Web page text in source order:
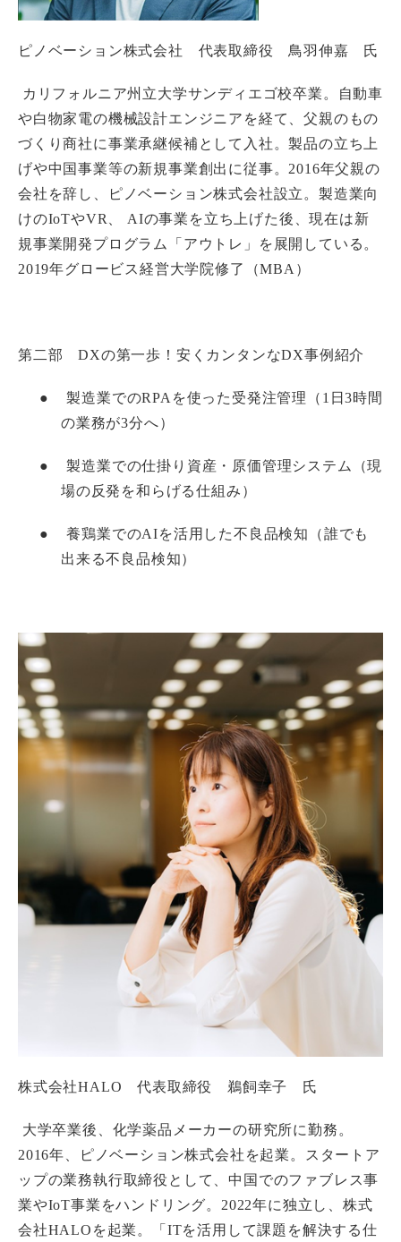
ピノベーション株式会社 代表取締役 鳥羽伸嘉 氏
カリフォルニア州立大学サンディエゴ校卒業。自動車
や白物家電の機械設計エンジニアを経て、父親のもの
づくり商社に事業承継候補として入社。製品の立ち上
げや中国事業等の新規事業創出に従事。2016年父親の
会社を辞し、ピノベーション株式会社設立。製造業向
けのIoTやVR、 AIの事業を立ち上げた後、現在は新
規事業開発プログラム「アウトレ」を展開している。
2019年グロービス経営大学院修了（MBA）
第二部 DXの第一歩！安くカンタンなDX事例紹介
●
製造業でのRPAを使った受発注管理（1日3時間
の業務が3分へ）
●
製造業での仕掛り資産・原価管理システム（現
場の反発を和らげる仕組み）
●
養鶏業でのAIを活用した不良品検知（誰でも
出来る不良品検知）
株式会社HALO 代表取締役 鵜飼幸子 氏
大学卒業後、化学薬品メーカーの研究所に勤務。
2016年、ピノベーション株式会社を起業。スタートア
ップの業務執行取締役として、中国でのファブレス事
業やIoT事業をハンドリング。2022年に独立し、株式
会社HALOを起業。「ITを活用して課題を解決する仕